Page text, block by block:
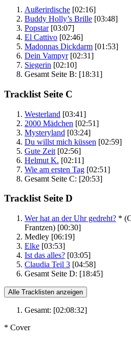
Außerirdische [02:16]
Buddy Holly’s Brille [03:48]
Popstar [03:07]
El Cattivo [02:46]
Madonnas Dickdarm [01:53]
Dein Vampyr [02:31]
Siegerin [02:10]
Gesamt Seite B: [18:31]
Tracklist Seite C
Westerland [03:41]
2000 Mädchen [02:51]
Mysteryland [03:24]
Du willst mich küssen [02:59]
Gute Zeit [02:56]
Helmut K. [02:11]
Wie am ersten Tag [02:51]
Gesamt Seite C: [20:53]
Tracklist Seite D
Wer hat an der Uhr gedreht? *
Frantzen) [00:30]
Medley [06:19]
Elke [03:53]
Ist das alles? [03:05]
Claudia Teil 3 [04:58]
Gesamt Seite D: [18:45]
Alle Tracklisten anzeigen
Gesamt: [02:08:32]
* Cover